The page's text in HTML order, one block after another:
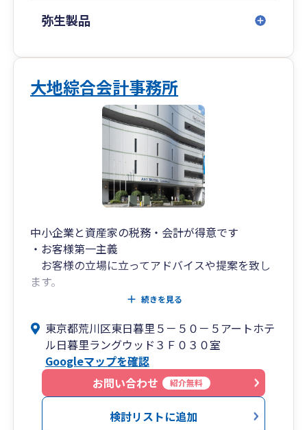
弥生製品
大地綜合会計事務所
中小企業と資産家の税務・会計が得意です
・お客様第一主義
お客様の立場に立ってアドバイスや提案を致し
ます。
・経営アドバイスや節税の提案
致します。
・お客様の窓口は税理士が担当
月次顧問のお客様につきましては必ず税理士が
担当致します。税理士と話す機会が無いなどとい
うことはございません。
続きを見る
東京都荒川区東日暮里５－５０－５アートホテ
ル日暮里ラングウッド３Ｆ０３０室
Googleマップを確認
お問い合わせ
紹介無料
検討リストに追加